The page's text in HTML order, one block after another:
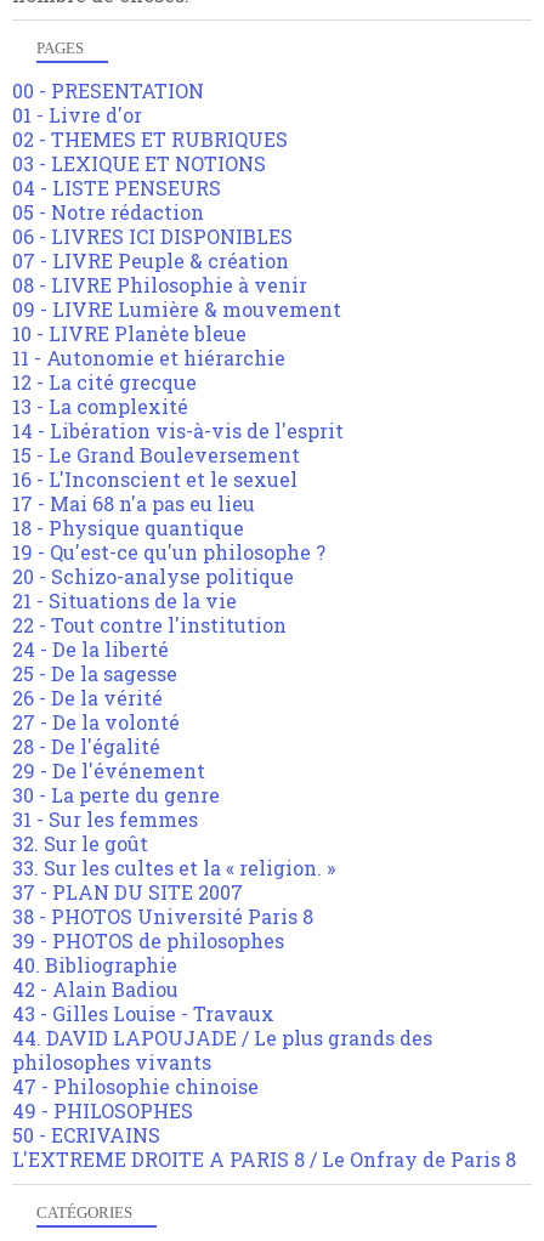
PAGES
00 - PRESENTATION
01 - Livre d'or
02 - THEMES ET RUBRIQUES
03 - LEXIQUE ET NOTIONS
04 - LISTE PENSEURS
05 - Notre rédaction
06 - LIVRES ICI DISPONIBLES
07 - LIVRE Peuple & création
08 - LIVRE Philosophie à venir
09 - LIVRE Lumière & mouvement
10 - LIVRE Planète bleue
11 - Autonomie et hiérarchie
12 - La cité grecque
13 - La complexité
14 - Libération vis-à-vis de l'esprit
15 - Le Grand Bouleversement
16 - L'Inconscient et le sexuel
17 - Mai 68 n'a pas eu lieu
18 - Physique quantique
19 - Qu'est-ce qu'un philosophe ?
20 - Schizo-analyse politique
21 - Situations de la vie
22 - Tout contre l'institution
24 - De la liberté
25 - De la sagesse
26 - De la vérité
27 - De la volonté
28 - De l'égalité
29 - De l'événement
30 - La perte du genre
31 - Sur les femmes
32. Sur le goût
33. Sur les cultes et la « religion. »
37 - PLAN DU SITE 2007
38 - PHOTOS Université Paris 8
39 - PHOTOS de philosophes
40. Bibliographie
42 - Alain Badiou
43 - Gilles Louise - Travaux
44. DAVID LAPOUJADE / Le plus grands des
philosophes vivants
47 - Philosophie chinoise
49 - PHILOSOPHES
50 - ECRIVAINS
L'EXTREME DROITE A PARIS 8 / Le Onfray de Paris 8
CATÉGORIES